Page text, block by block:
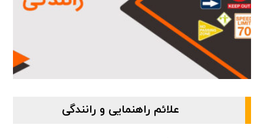
علائم راهنمایی و رانندگی